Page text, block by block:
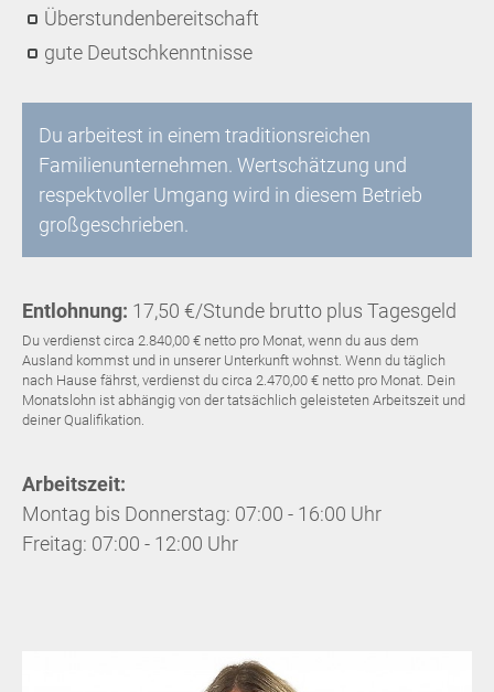
Überstundenbereitschaft
gute Deutschkenntnisse
Du arbeitest in einem traditionsreichen
Familienunternehmen. Wertschätzung und
respektvoller Umgang wird in diesem Betrieb
großgeschrieben.
Entlohnung: 17,50 €/Stunde brutto plus Tagesgeld
Du verdienst circa 2.840,00 € netto pro Monat, wenn du aus dem
Ausland kommst und in unserer Unterkunft wohnst. Wenn du täglich
nach Hause fährst, verdienst du circa 2.470,00 € netto pro Monat. Dein
Monatslohn ist abhängig von der tatsächlich geleisteten Arbeitszeit und
deiner Qualifikation.
Arbeitszeit:
Montag bis Donnerstag: 07:00 - 16:00 Uhr
Freitag: 07:00 - 12:00 Uhr